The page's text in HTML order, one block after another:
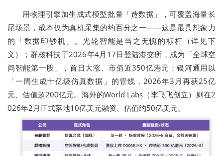
用物理引擎加生成式模型批量「造数据」，可覆盖海量长
尾场景，成本仅为真机采集的约百分之一——这是最具想象力
的「数据印钞机」。光轮智能是当之无愧的标杆（详见下
文）；群核科技于2026年4月17日登陆港交所，成为「全球空
间智能第一股」，首日大涨、市值近350亿港元；银河通用以
「一周生成十亿级仿真数据」的管线，2026年3月再获25亿
元、估值超200亿元。海外的World Labs（李飞飞创立）则在2
026年2月正式落地10亿美元融资、估值约50亿美元。